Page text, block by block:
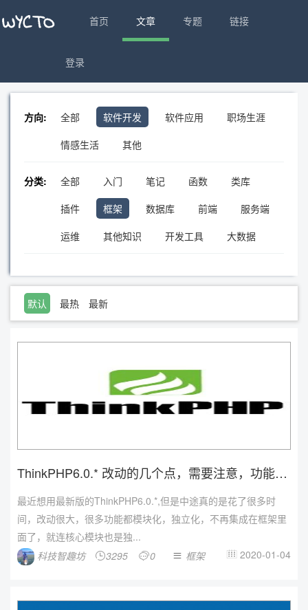
首页 文章 专题 链接
登录
方向: 全部 软件开发 软件应用
职场生涯
情感生活
其他
分类: 全部 入门 笔记 函数
类库
插件
框架 数据库 前端
服务端
运维
其他知识 开发工具 大数据
默认 最热 最新
ThinkPHP6.0.* 改动的几个点，需要注意，功能独
最近想用最新版的ThinkPHP6.0.*,但是中途真的是花了很多时
间，改动很大，很多功能都模块化，独立化，不再集成在框架里
面了，就连核心模块也是独...
科技智趣坊
3295 0  框架  2020-01-04